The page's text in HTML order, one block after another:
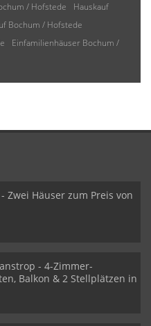
/ Hofstede
Hauskauf
Bochum / Hofstede
Einfamilienhäuser Bochum /
Zwei Häuser zum Preis von
- 4-Zimmer-
Balkon & 2 Stellplätzen in